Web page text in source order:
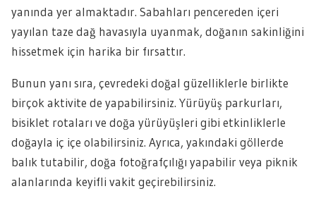
yanında yer almaktadır. Sabahları pencereden içeri
yayılan taze dağ havasıyla uyanmak, doğanın sakinliğini
hissetmek için harika bir fırsattır.
Bunun yanı sıra, çevredeki doğal güzelliklerle birlikte
birçok aktivite de yapabilirsiniz. Yürüyüş parkurları,
bisiklet rotaları ve doğa yürüyüşleri gibi etkinliklerle
doğayla iç içe olabilirsiniz. Ayrıca, yakındaki göllerde
balık tutabilir, doğa fotoğrafçılığı yapabilir veya piknik
alanlarında keyifli vakit geçirebilirsiniz.